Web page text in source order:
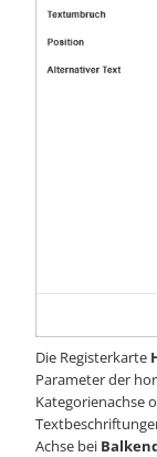
Die Registerkarte
Parameter der
Kategorienachse
Achse bei